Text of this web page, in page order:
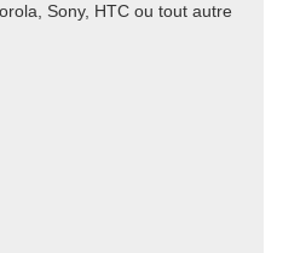
Sony, HTC ou tout autre